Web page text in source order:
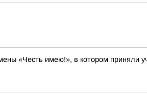
«Честь имею!», в котором приняли